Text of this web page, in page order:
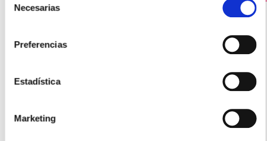
Necesarias
Preferencias
Estadística
Marketing